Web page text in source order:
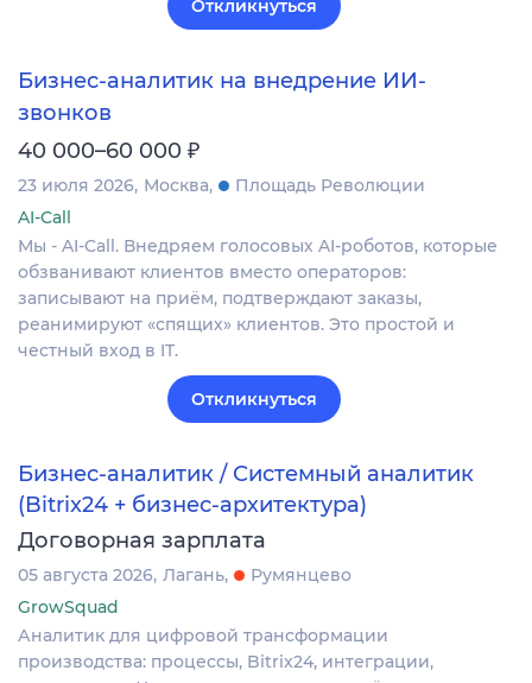
Откликнуться
Бизнес-аналитик на внедрение ИИ-
звонков
40 000–60 000 ₽
23 июля 2026 Москва
Площадь Революции
AI-Call
Мы - AI-Call. Внедряем голосовых AI-роботов, которые
обзванивают клиентов вместо операторов:
записывают на приём, подтверждают заказы,
реанимируют «спящих» клиентов. Это простой и
честный вход в IT.
Откликнуться
Бизнес-аналитик / Системный аналитик
(Bitrix24 + бизнес-архитектура)
Договорная зарплата
05 августа 2026 Лагань
Румянцево
GrowSquad
Аналитик для цифровой трансформации
производства: процессы, Bitrix24, интеграции,